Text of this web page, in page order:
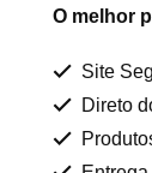
O melhor
Site
Direto